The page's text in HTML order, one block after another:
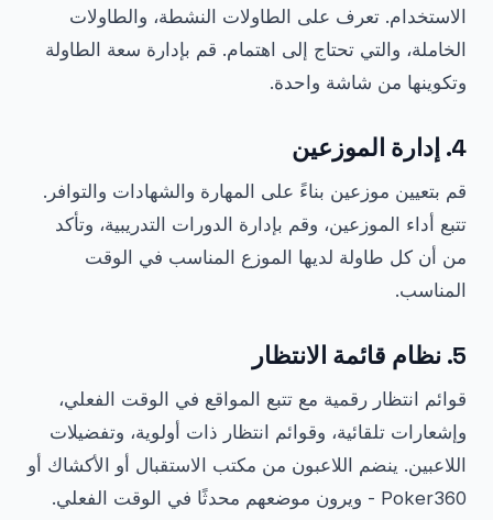
الاستخدام. تعرف على الطاولات النشطة، والطاولات
الخاملة، والتي تحتاج إلى اهتمام. قم بإدارة سعة الطاولة
وتكوينها من شاشة واحدة.
4. إدارة الموزعين
قم بتعيين موزعين بناءً على المهارة والشهادات والتوافر.
تتبع أداء الموزعين، وقم بإدارة الدورات التدريبية، وتأكد
من أن كل طاولة لديها الموزع المناسب في الوقت
المناسب.
5. نظام قائمة الانتظار
قوائم انتظار رقمية مع تتبع المواقع في الوقت الفعلي،
وإشعارات تلقائية، وقوائم انتظار ذات أولوية، وتفضيلات
اللاعبين. ينضم اللاعبون من مكتب الاستقبال أو الأكشاك أو
Poker360 - ويرون موضعهم محدثًا في الوقت الفعلي.